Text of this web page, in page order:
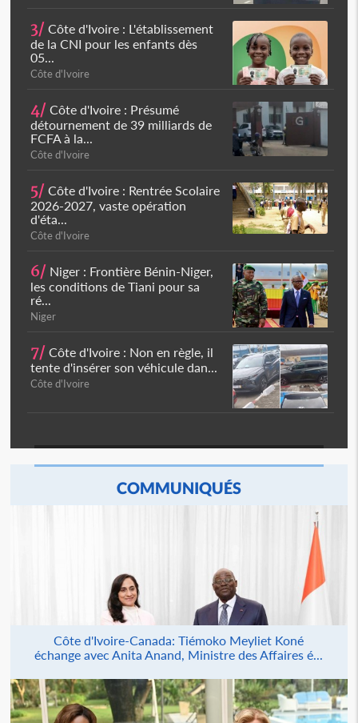
3/ Côte d'Ivoire : L'établissement
de la CNI pour les enfants dès
05...
Côte d'Ivoire
4/ Côte d'Ivoire : Présumé
détournement de 39 milliards de
FCFA à la...
Côte d'Ivoire
5/ Côte d'Ivoire : Rentrée Scolaire
2026-2027, vaste opération
d'éta...
Côte d'Ivoire
6/ Niger : Frontière Bénin-Niger,
les conditions de Tiani pour sa
ré...
Niger
7/ Côte d'Ivoire : Non en règle, il
tente d'insérer son véhicule dan...
Côte d'Ivoire
COMMUNIQUÉS
Côte d'Ivoire-Canada: Tiémoko Meyliet Koné
échange avec Anita Anand, Ministre des Affaires é...